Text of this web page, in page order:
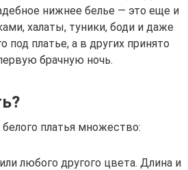
нижнее белье — это еще и
халаты, туники, боди и даже
платье, а в других принято
брачную ночь.
платья множество:
любого другого цвета. Длина и